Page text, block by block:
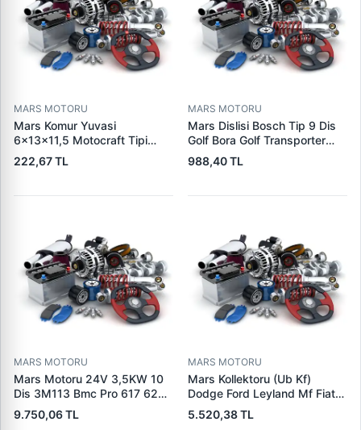
MARS MOTORU
Mars Komur Yuvasi
6×13×11,5 Motocraft Tipi
Ford Ranger Focus Fiesta
Connect (FO0731
5L8Z11000AC) | PARS PRS-
222,67 TL
MARS MOTORU
Mars Dislisi Bosch Tip 9 Dis
Golf Bora Golf Transporter
Seat Skoda (15713) | ZEN
1480 | OEM 1011480
988,40 TL
MARS MOTORU
Mars Motoru 24V 3,5KW 10
Dis 3M113 Bmc Pro 617 620
(619 240 36 619 240 46
Yerine) | LUCAS 619 241 46
9.750,06 TL
MARS MOTORU
Mars Kollektoru (Ub Kf)
Dodge Ford Leyland Mf Fiat
Trans | MAKO 72313941 |
OEM 72313941
5.520,38 TL